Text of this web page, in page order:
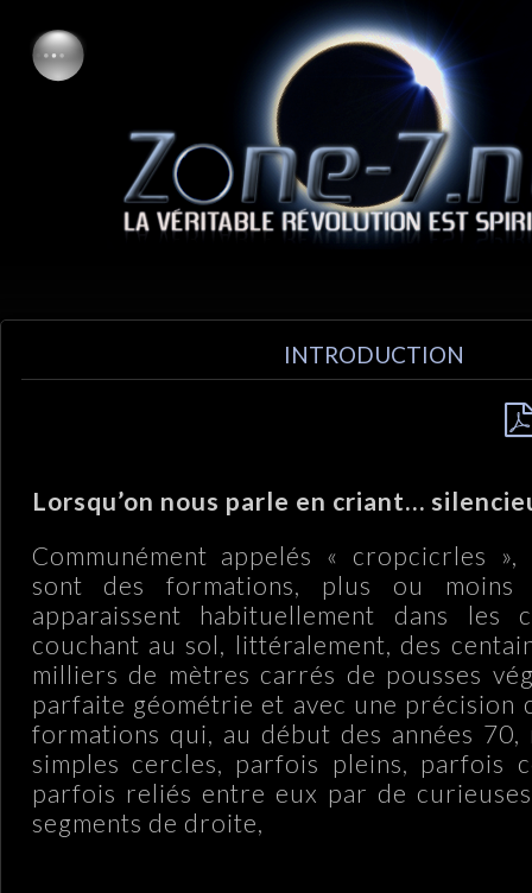
INTRODUCTION
Lorsqu’on nous parle en criant…
Communément appelés « cropcicrles »,
sont des formations, plus ou moins
apparaissent habituellement dans les
couchant au sol, littéralement, des
milliers de mètres carrés de pousses
parfaite géométrie et avec une précision
formations qui, au début des années 70,
simples cercles, parfois pleins, parfois
parfois reliés entre eux par de
segments de droite,